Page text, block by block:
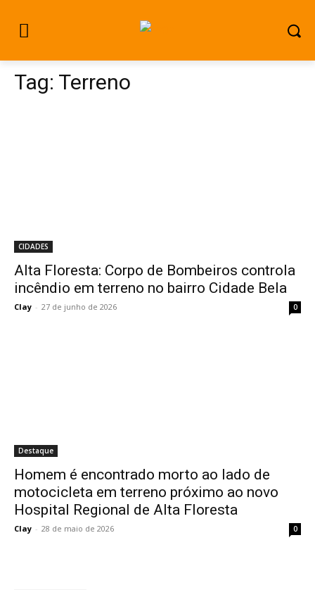
Tag: Terreno
CIDADES
Alta Floresta: Corpo de Bombeiros controla
incêndio em terreno no bairro Cidade Bela
Clay - 27 de junho de 2026 0
Destaque
Homem é encontrado morto ao lado de
motocicleta em terreno próximo ao novo
Hospital Regional de Alta Floresta
Clay - 28 de maio de 2026 0